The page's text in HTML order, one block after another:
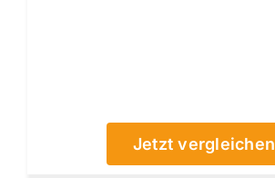
Jetzt vergleichen